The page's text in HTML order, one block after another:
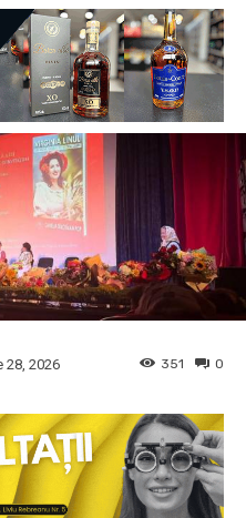
28, 2026 0
351